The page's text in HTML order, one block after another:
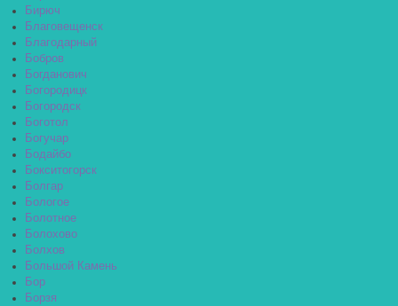
Бирюч
Благовещенск
Благодарный
Бобров
Богданович
Богородицк
Богородск
Боготол
Богучар
Бодайбо
Бокситогорск
Болгар
Бологое
Болотное
Болохово
Болхов
Большой Камень
Бор
Борзя